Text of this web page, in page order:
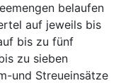
belaufen
auf jeweils bis
bis zu fünf
zu sieben
und Streueinsätze